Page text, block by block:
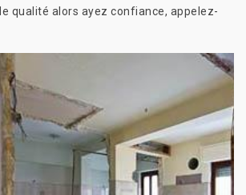
qualité alors ayez confiance, appelez-